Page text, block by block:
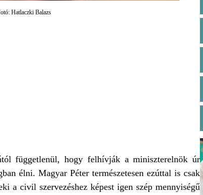
Hatlaczki Balazs
függetlenül, hogy felhívják a miniszterelnök úr
élni. Magyar Péter természetesen ezúttal is csak
a civil szervezéshez képest igen szép mennyiségű